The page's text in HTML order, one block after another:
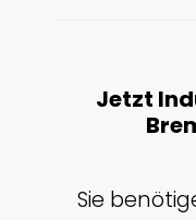
Jetzt
Sie